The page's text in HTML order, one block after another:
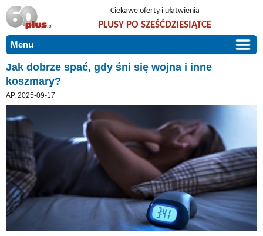
Ciekawe oferty i ułatwienia
PLUSY PO SZEŚĆDZIESIĄTCE
Menu
START
PROMOCJE
ARTYKUŁY
Szczególnie polecamy
Użyteczne porady
Szlachetne zdrowie
Mieszkaj wygodnie i bez barier
Warto wiedzieć!
Podróże i wypoczynek
ZGŁOŚ OFERTĘ
O NAS
KONTAKT
Jak dobrze spać, gdy śni się wojna i inne
koszmary?
AP, 2025-09-17